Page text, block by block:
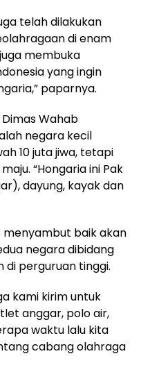
telah dilakukan
di enam
membuka
yang ingin
paparnya.
Dimas Wahab
negara kecil
10 juta jiwa, tetapi
“Hongaria ini Pak
dayung, kayak dan
menyambut baik akan
negara dibidang
di perguruan tinggi.
kami kirim untuk
anggar, polo air,
waktu lalu kita
cabang olahraga